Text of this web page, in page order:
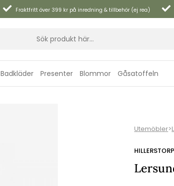
Fraktfritt över 399 kr på inredning & tillbehör (ej rea)
Badkläder Presenter Blommor Gåsatoffeln
Utemöbler>
HILLERSTORP